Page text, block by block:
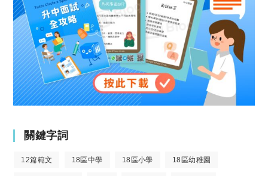
關鍵字詞
12篇範文 18區中學 18區小學 18區幼稚園